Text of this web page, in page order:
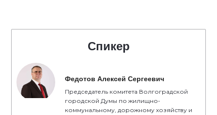
Спикер
Федотов Алексей Сергеевич
Председатель комитета Волгоградской
городской Думы по жилищно-
коммунальному, дорожному хозяйству и